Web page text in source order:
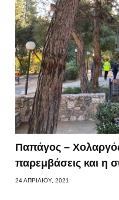
Παπάγος –
παρεμβάσεις και η
24 ΑΠΡΙΛΊΟΥ, 2021